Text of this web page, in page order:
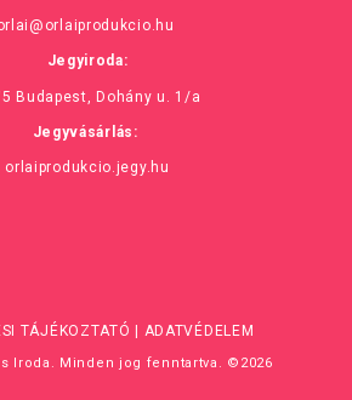
Jegyiroda:
Budapest, Dohány u. 1/a
Jegyvásárlás:
orlaiprodukcio.jegy.hu
TÁJÉKOZTATÓ ADATVÉDELEM
Iroda. Minden jog fenntartva. ©2026